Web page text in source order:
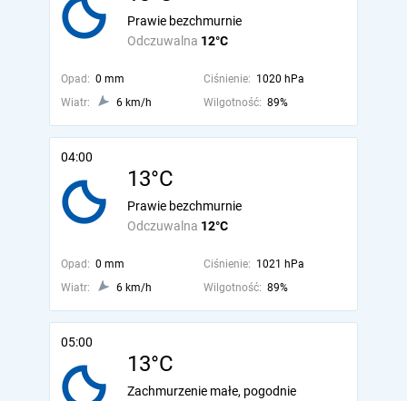
Odczuwalna 12°C
Prawie bezchmurnie
Opad: 0 mm Ciśnienie: 1020 hPa
Wiatr:
6 km/h Wilgotność: 89%
04:00
13°C
Odczuwalna 12°C
Prawie bezchmurnie
Opad: 0 mm Ciśnienie: 1021 hPa
Wiatr:
6 km/h Wilgotność: 89%
05:00
13°C
Zachmurzenie małe, pogodnie